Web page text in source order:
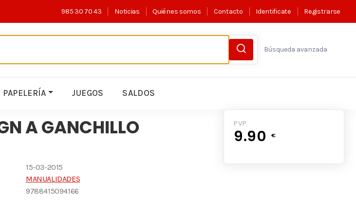
985 30 70 43 Noticias Quiénes somos Contacto Identificate Registrarse
Búsqueda avanzada
PAPELERÍA JUEGOS SALDOS
A GANCHILLO
15-03-2015
MANUALIDADES
9788415094166
PVP
9.90 €